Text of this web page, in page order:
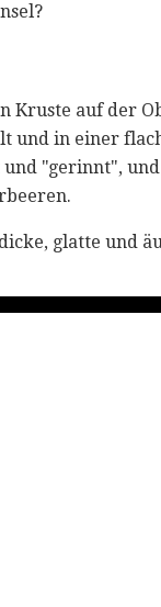
Kruste auf der
und in einer
"gerinnt",
glatte und